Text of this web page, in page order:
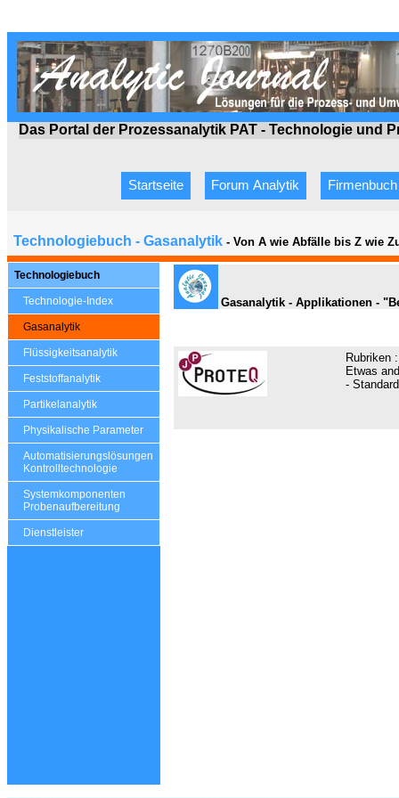
Das Portal der Prozessanalytik PAT - Technologie und
Startseite Forum Analytik Firmenbuch
Technologiebuch - Gasanalytik - Von A wie Abfälle bis Z wie
Technologiebuch
Technologie-Index
Gasanalytik
Flüssigkeitsanalytik
Feststoffanalytik
Partikelanalytik
Physikalische Parameter
Automatisierungslösungen
Kontrolltechnologie
Systemkomponenten
Probenaufbereitung
Dienstleister
Gasanalytik - Applikationen -
Rubriken
Etwas
-